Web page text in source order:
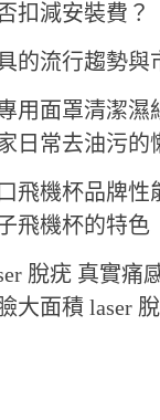
扣減安裝費？
的流行趨勢與
用面罩清潔濕
日常去油污的
飛機杯品牌性
飛機杯的特色
脫疣 真實痛
大面積 laser